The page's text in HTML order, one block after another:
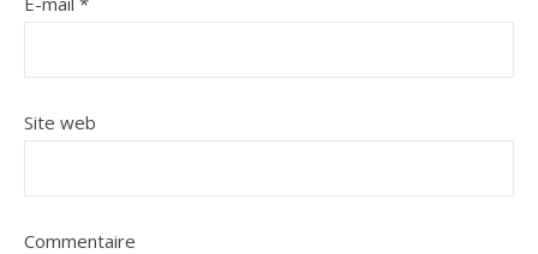
Site web
Commentaire